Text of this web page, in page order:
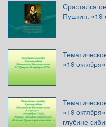
Срастался
Пушкин. «19
«19
«19
глубине